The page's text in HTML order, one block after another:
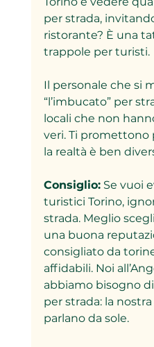
per strada,
ristorante? È una
trappole per turisti.
Il personale che si
“l’imbucato” per
locali che non
veri. Ti promettono
la realtà è ben
Consiglio: Se vuoi
turistici Torino,
strada. Meglio
una buona
consigliato da
affidabili. Noi
abbiamo bisogno
per strada: la
parlano da sole.